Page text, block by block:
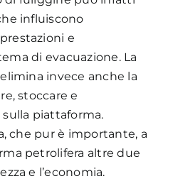
influiscono
e
di evacuazione. La
invece anche la
stoccare e
piattaforma.
che pur è importante, a
petrolifera altre due
e l’economia.